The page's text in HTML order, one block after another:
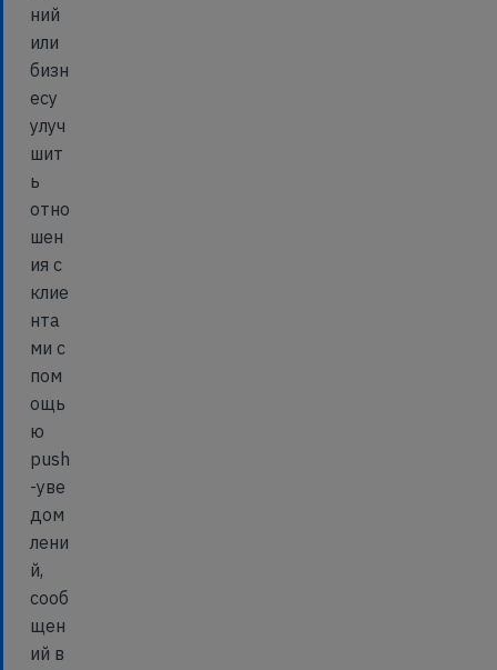
ний
или
бизн
есу
улуч
шит
ь
отно
шен
ия с
клие
нта
ми с
пом
ощь
ю
push
-уве
дом
лени
й,
сооб
щен
ий в